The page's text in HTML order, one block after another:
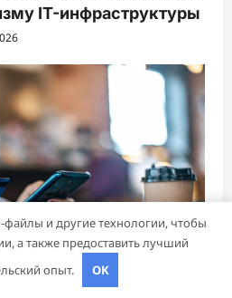
IT-инфраструктуры
файлы и другие технологии, чтобы
а также предоставить лучший
опыт.
OK